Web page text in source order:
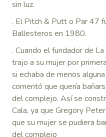
sin luz.
. El Pitch & Putt o Par 47
Ballesteros en 1980.
. Cuando el fundador de
trajo a su mujer por
si echaba de menos
comentó que quería
del complejo. Así se
Cala, ya que Gregory
que su mujer se pudiera
del complejo